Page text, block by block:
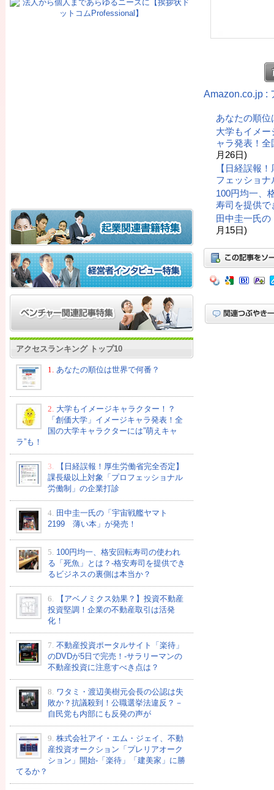
アクセスランキング トップ10
1. あなたの順位は世界で何番？
2. 大学もイメージキャラクター！？
「創価大学」イメージキャラ発表！全
国の大学キャラクターには”萌えキャ
ラ”も！
3.
【日経誤報！厚生労働省完全否定】
課長級以上対象「プロフェッショナル
労働制」の企業打診
4. 田中圭一氏の「宇宙戦艦ヤマト
2199 薄い本」が発売！
5. 100円均一、格安回転寿司の使われ
る「死魚」とは？-格安寿司を提供でき
るビジネスの裏側は本当か？
6.
【アベノミクス効果？】投資不動産
投資堅調！企業の不動産取引は活発
化！
7. 不動産投資ポータルサイト「楽待」
のDVDが5日で完売！-サラリーマンの
不動産投資に注意すべき点は？
8. ワタミ・渡辺美樹元会長の公認は失
敗か？抗議殺到！公職選挙法違反？－
自民党も内部にも反発の声が
9. 株式会社アイ・エム・ジェイ、不動
産投資オークション「プレリアオーク
ション」開始-「楽待」「建美家」に勝
てるか？
Amazon.co.jp :
あなたの順位
大学もイメ
ャラ発表！全
月26日)
【日経誤報
フェッショ
100円均一、
寿司を提供で
田中圭一氏
月15日)